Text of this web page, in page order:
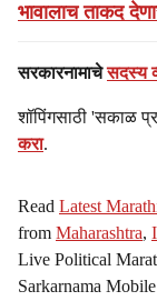
भावालाच ताकद
सरकारनामाचेसदस्य
शॉपिंगसाठी 'सकाळ
करा.
Read Latest
from Maharashtra,
Live Political
Sarkarnama